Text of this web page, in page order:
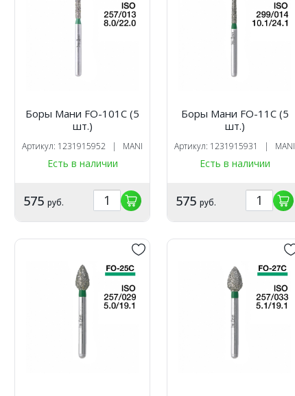
Боры Мани FO-101C (5
шт.)
Артикул: 1231915952 | MANI
Есть в наличии
575 руб.
Боры Мани FO-11C (5
шт.)
Артикул: 1231915931 | MANI
Есть в наличии
575 руб.